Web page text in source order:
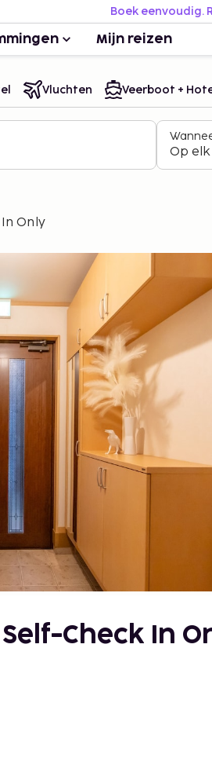
Boek eenvoudig.
Mijn reizen
Vluchten Veerboot +
Op
Only
Check In